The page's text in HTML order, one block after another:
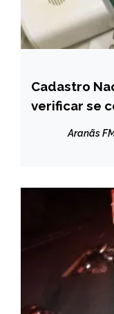
BRASIL
NOTÍCIAS
Cadastro
verificar se
Aranãs